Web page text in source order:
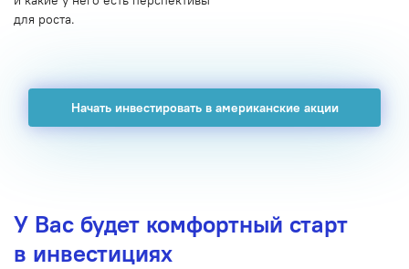
для роста.
Начать инвестировать в американские акции
У Вас будет комфортный старт
в инвестициях